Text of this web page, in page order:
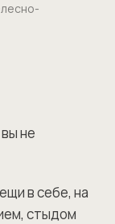
не
в себе, на
стыдом